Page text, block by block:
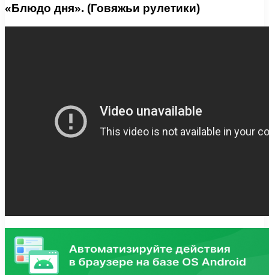
«Блюдо дня». (Говяжьи рулетики)